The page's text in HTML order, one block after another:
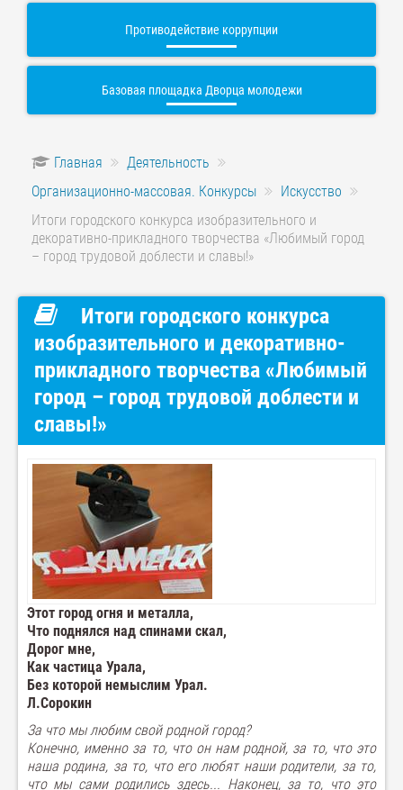
Противодействие коррупции
Базовая площадка Дворца молодежи
Главная
Деятельность
Организационно-массовая. Конкурсы
Искусство
Итоги городского конкурса изобразительного и
декоративно-прикладного творчества «Любимый город
– город трудовой доблести и славы!»
Итоги городского конкурса
изобразительного и декоративно-
прикладного творчества «Любимый
город – город трудовой доблести и
славы!»
Этот город огня и металла,
Что поднялся над спинами скал,
Дорог мне,
Как частица Урала,
Без которой немыслим Урал.
Л.Сорокин
За что мы любим свой родной город?
Конечно, именно за то, что он нам родной, за то, что это
наша родина, за то, что его любят наши родители, за то,
что мы сами родились здесь... Наконец, за то, что это